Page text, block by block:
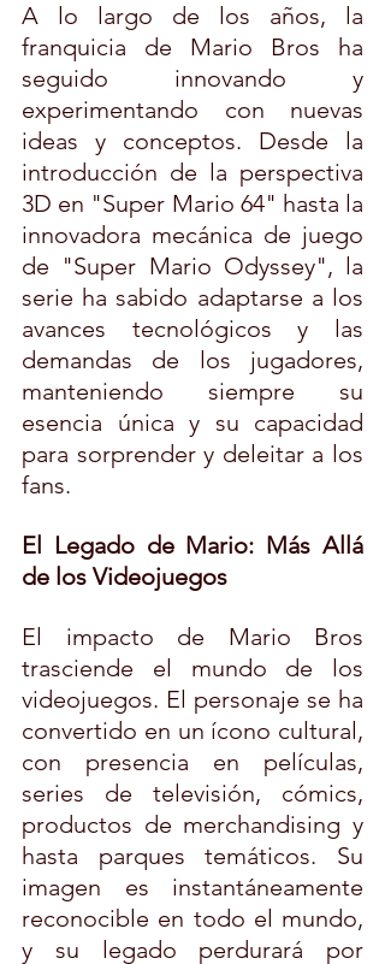
A lo largo de los años, la
franquicia de Mario Bros ha
seguido innovando y
experimentando con nuevas
ideas y conceptos. Desde la
introducción de la perspectiva
3D en "Super Mario 64" hasta la
innovadora mecánica de juego
de "Super Mario Odyssey", la
serie ha sabido adaptarse a los
avances tecnológicos y las
demandas de los jugadores,
manteniendo siempre su
esencia única y su capacidad
para sorprender y deleitar a los
fans.
El Legado de Mario: Más Allá
de los Videojuegos
El impacto de Mario Bros
trasciende el mundo de los
videojuegos. El personaje se ha
convertido en un ícono cultural,
con presencia en películas,
series de televisión, cómics,
productos de merchandising y
hasta parques temáticos. Su
imagen es instantáneamente
reconocible en todo el mundo,
y su legado perdurará por